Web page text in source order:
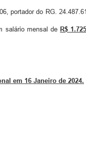
portador do RG.
salário mensal de R$
em 16 Janeiro de 2024.